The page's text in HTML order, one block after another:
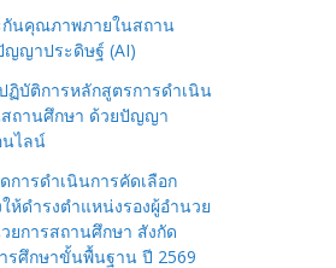
กันคุณภาพภายในสถาน
ญญาประดิษฐ์ (AI)
ฏิบัติการหลักสูตรการดำเนิน
ถานศึกษา ด้วยปัญญา
นไลน์
การดำเนินการคัดเลือก
ห้ดำรงตำแหน่งรองผู้อำนวย
ยการสถานศึกษา สังกัด
รศึกษาขั้นพื้นฐาน ปี 2569